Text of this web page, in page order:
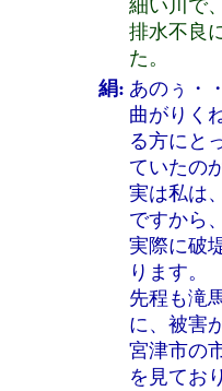
細い川で
排水不良
た。
絹: あのぅ・
曲がりく
る方にと
ていたの
実は私は
ですから
実際に破
ります。
先程も滝
に、被害
宮津市の
を見てお